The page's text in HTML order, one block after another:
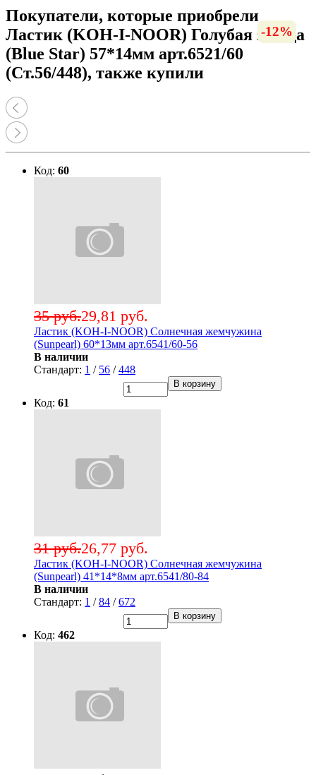
Покупатели, которые приобрели
Ластик (KOH-I-NOOR) Голубая звезда
(Blue Star) 57*14мм арт.6521/60
(Ст.56/448), также купили
-15%
Код: 60
29,81 руб.
35 руб.
Ластик (KOH-I-NOOR) Солнечная жемчужина
(Sunpearl) 60*13мм арт.6541/60-56
В наличии
Стандарт: 1 / 56 /448
В корзину
-14%
Код: 61
26,77 руб.
31 руб.
Ластик (KOH-I-NOOR) Солнечная жемчужина
(Sunpearl) 41*14*8мм арт.6541/80-84
В наличии
Стандарт: 1 /84 /672
В корзину
Код: 462
-15%
-56%
-15%
-15%
-23%
-12%
-16%
-17%
-15%
-13%
-14%
-12%